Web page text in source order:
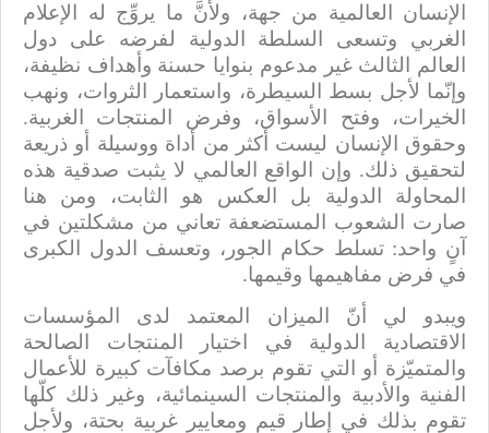
الإنسان العالمية من جهة، ولأنَّ ما يروِّج له الإعلام
الغربي وتسعى السلطة الدولية لفرضه على دول
العالم الثالث غير مدعوم بنوايا حسنة وأهداف نظيفة،
وإنّما لأجل بسط السيطرة، واستعمار الثروات، ونهب
الخيرات، وفتح الأسواق، وفرض المنتجات الغربية.
وحقوق الإنسان ليست أكثر من أداة ووسيلة أو ذريعة
لتحقيق ذلك. وإن الواقع العالمي لا يثبت صدقية هذه
المحاولة الدولية بل العكس هو الثابت، ومن هنا
صارت الشعوب المستضعفة تعاني من مشكلتين في
آنٍ واحد: تسلط حكام الجور، وتعسف الدول الكبرى
في فرض مفاهيمها وقيمها.
ويبدو لي أنّ الميزان المعتمد لدى المؤسسات
الاقتصادية الدولية في اختيار المنتجات الصالحة
والمتميّزة أو التي تقوم برصد مكافآت كبيرة للأعمال
الفنية والأدبية والمنتجات السينمائية، وغير ذلك كلّها
تقوم بذلك في إطار قيم ومعايير غربية بحتة، ولأجل